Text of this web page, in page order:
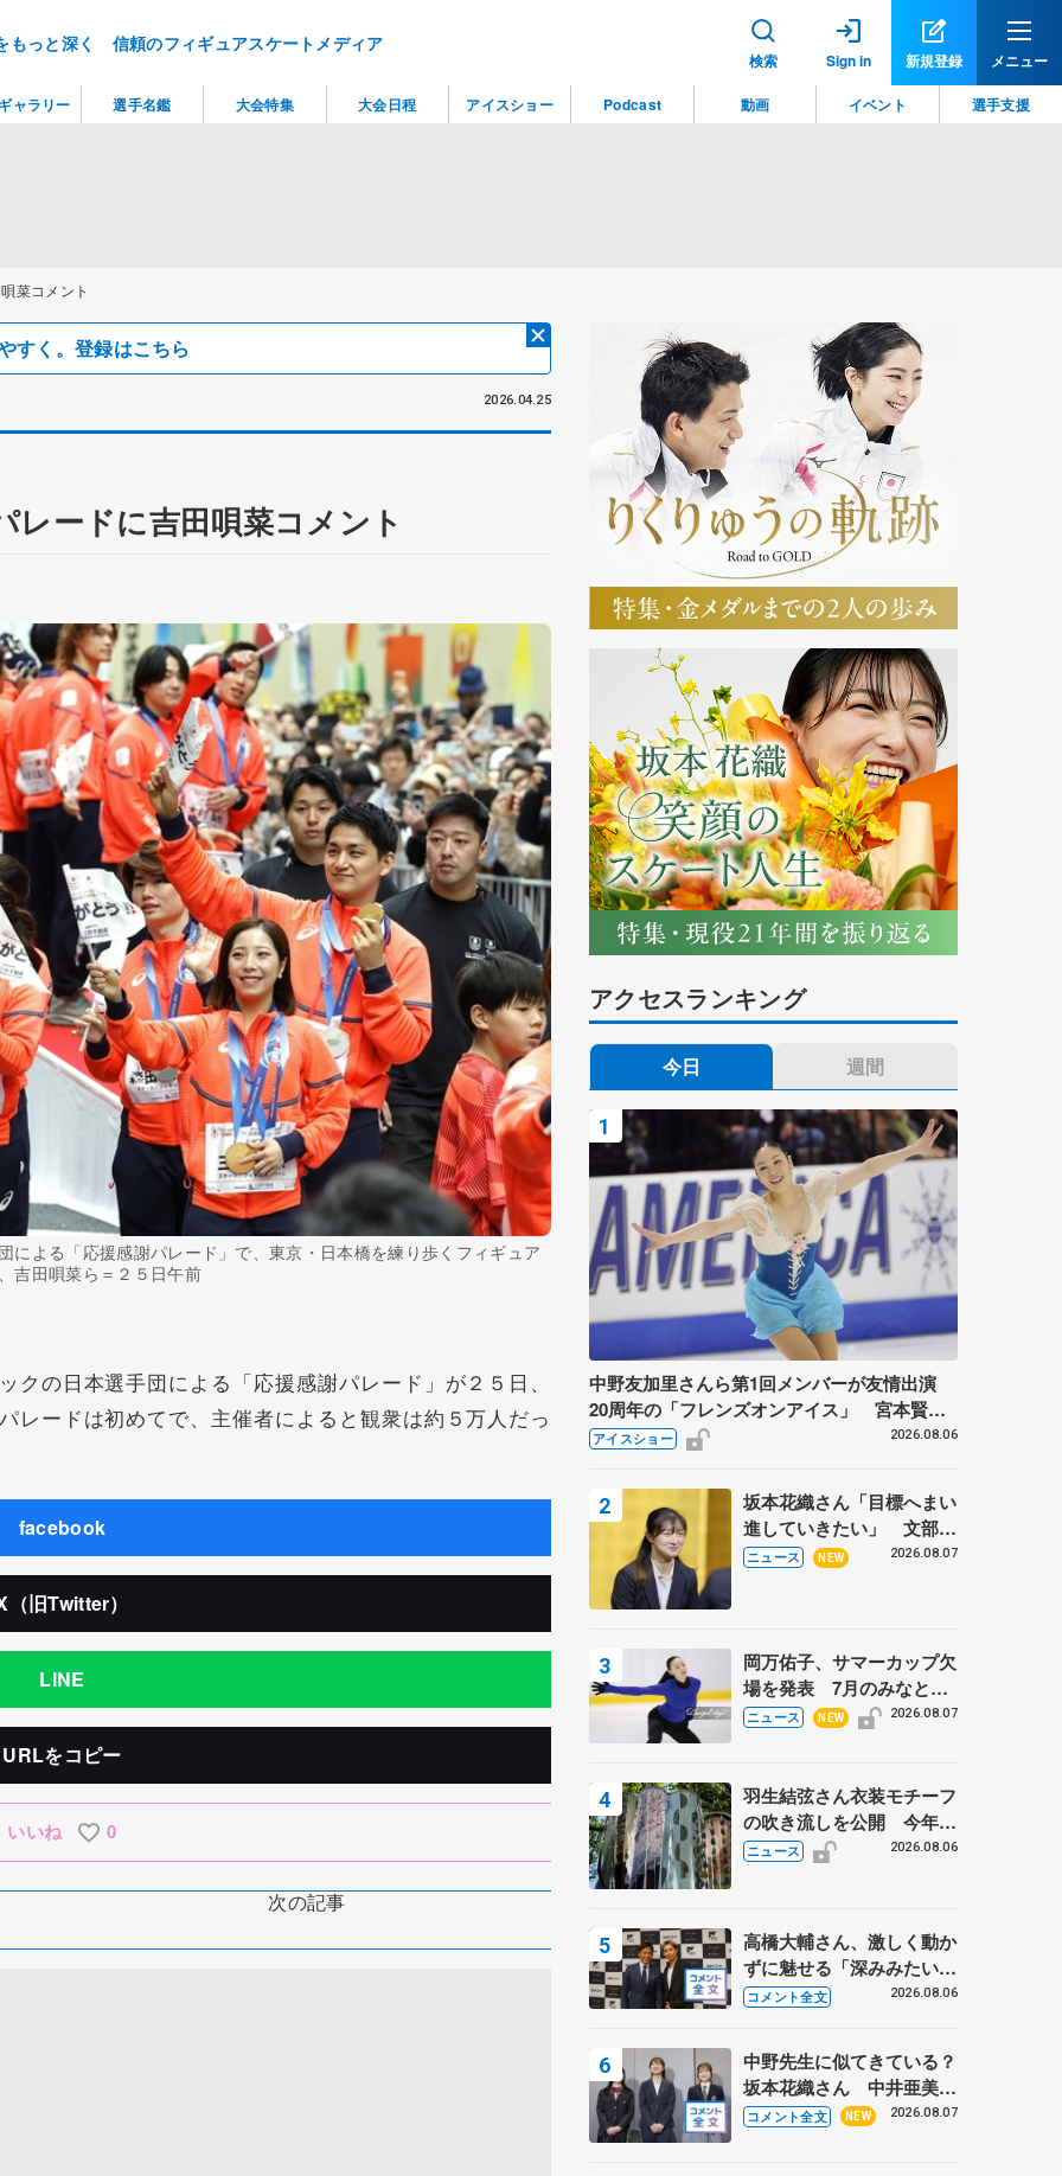
もっと深く 信頼のフィギュアスケートメディア
検索 Sign in 新規登録 メニュー
菜コメント
すく。登録はこちら
2026.04.25
ードに吉田唄菜コメント
よる「応援感謝パレード」で、東京・日本橋を練り歩くフィギュア
吉田唄菜ら＝２５日午前
の日本選手団による「応援感謝パレード」が２５日、
レードは初めてで、主催者によると観衆は約５万人だっ
facebook
（旧Twitter）
LINE
URLをコピー
いいね 0
次の記事
アクセスランキング
今日 週間
中野友加里さんら第1回メンバーが友情出演
20周年の「フレンズオンアイス」 宮本賢二
さん、有川梨絵さん、田村岳斗さんも
アイスショー 2026.08.06
坂本花織さん「目標へまい
進していきたい」 文部科
学省スポーツ表彰式で代表
ニュース NEW 2026.08.07
岡万佑子、サマーカップ欠
場を発表 7月のみなとア
クルス杯は腰痛の影響で
ニュース NEW 2026.08.07
羽生結弦さん衣装モチーフ
の吹き流しを公開 今年は
「春よ、来い」、仙台の瑞
ニュース 2026.08.06
高橋大輔さん、激しく動か
ずに魅せる「深みみたいな
ものは出てきている？」
あい
コメント全文 2026.08.06
中野先生に似てきている？
坂本花織さん 中井亜美は
クリケットのサマーキャン
コメント全文 NEW 2026.08.07
ャラリー 選手名鑑 大会特集 大会日程 アイスショー Podcast 動画 イベント 選手支援